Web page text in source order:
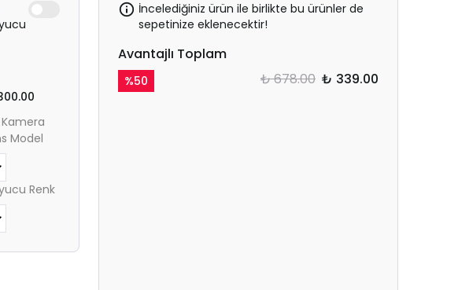
Model
Renk
İncelediğiniz ürün ile birlikte bu ürünler de
sepetinize eklenecektir!
Avantajlı Toplam
%50 ₺ 678.00 ₺ 339.00